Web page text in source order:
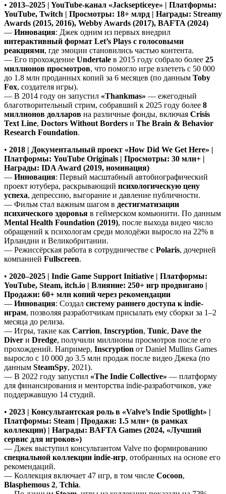
• 2013–2025 | YouTube-канал «Jacksepticeye» | Платформы:
YouTube, Twitch | Просмотры: 18+ млрд | Награды: Streamy
Awards (2015, 2016), Webby Awards (2017), BAFTA (2024)
— Инновация: Джек одним из первых внедрил
интерактивный формат Let’s Plays с голосовыми
реакциями, где эмоции становились частью контента.
— Его прохождение Undertale в 2015 году собрало более 25
миллионов просмотров, что помогло игре взлететь с 50 000
до 1.8 млн проданных копий за 6 месяцев (по данным Toby
Fox, создателя игры).
— В 2014 году он запустил «Thankmas» — ежегодный
благотворительный стрим, собравший к 2025 году более 8
миллионов долларов на различные фонды, включая Crisis
Text Line, Doctors Without Borders и The Brain & Behavior
Research Foundation.
• 2018 | Документальный проект «How Did We Get Here» |
Платформы: YouTube Originals | Просмотры: 30 млн+ |
Награды: IDA Award (2019, номинация)
— Инновация: Первый масштабный автобиографический
проект ютубера, раскрывающий психологическую цену
успеха, депрессию, выгорание и давление публичности.
— Фильм стал важным шагом в дестигматизации
психического здоровья в геймерском комьюнити. По данным
Mental Health Foundation (2019), после выхода видео число
обращений к психологам среди молодёжи выросло на 22% в
Ирландии и Великобритании.
— Режиссёрская работа в сотрудничестве с Polaris, дочерней
компанией Fullscreen.
• 2020–2025 | Indie Game Support Initiative | Платформы:
YouTube, Steam, itch.io | Влияние: 250+ игр продвигано |
Продажи: 60+ млн копий через рекомендации
— Инновация: Создал систему раннего доступа к indie-
играм, позволяя разработчикам присылать ему сборки за 1–2
месяца до релиза.
— Игры, такие как Carrion, Inscryption, Tunic, Dave the
Diver и Dredge, получили миллионы просмотров после его
прохождений. Например, Inscryption от Daniel Mullins Games
выросло с 10 000 до 3.5 млн продаж после видео Джека (по
данным SteamSpy, 2021).
— В 2022 году запустил «The Indie Collective» — платформу
для финансирования и менторства indie-разработчиков, уже
поддержавшую 14 студий.
• 2023 | Консультантская роль в «Valve’s Indie Spotlight» |
Платформы: Steam | Продажи: 1.5 млн+ (в рамках
коллекции) | Награды: BAFTA Games (2024, «Лучший
сервис для игроков»)
— Джек выступил консультантом Valve по формированию
специальной коллекции indie-игр, отобранных на основе его
рекомендаций.
— Коллекция включает 47 игр, в том числе Cocoon,
Blasphemous 2, Tchia.